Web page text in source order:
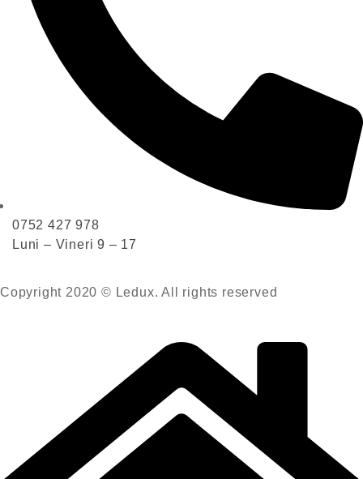
0752 427 978
Luni – Vineri 9 – 17
Copyright 2020 © Ledux. All rights reserved